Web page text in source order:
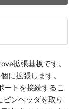
拡張基板です。
に拡張します。
ートを接続するこ
ンヘッダを取り